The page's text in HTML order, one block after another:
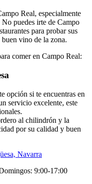
Real, especialmente
puedes irte de Campo
para probar sus
vino de la zona.
comer en Campo Real:
opción si te encuentras en
servicio excelente, este
al chilindrón y la
por su calidad y buen
Navarra
9:00-17:00